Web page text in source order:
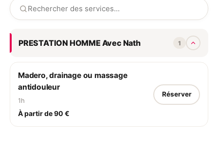
PRESTATION HOMME Avec Nath 1
Madero, drainage ou massage
antidouleur
1h
À partir de 90 €
Réserver